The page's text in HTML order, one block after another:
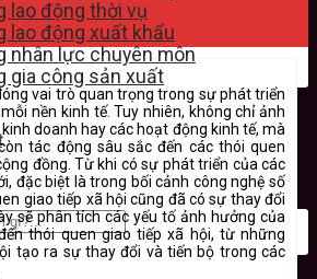
lao động thời vụ
lao động xuất khẩu
nhân lực chuyên môn
gia công sản xuất
vai trò quan trọng trong sự phát triển
nền kinh tế. Tuy nhiên, không chỉ ảnh
doanh hay các hoạt động kinh tế, mà
tác động sâu sắc đến các thói quen
đồng. Từ khi có sự phát triển của các
đặc biệt là trong bối cảnh công nghệ số
giao tiếp xã hội cũng đã có sự thay đổi
sẽ phân tích các yếu tố ảnh hưởng của
thói quen giao tiếp xã hội, từ những
tạo ra sự thay đổi và tiến bộ trong các